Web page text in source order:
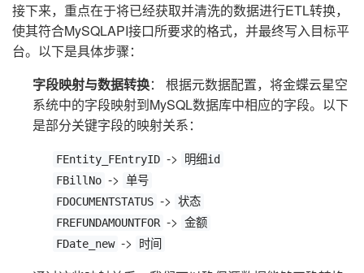
接下来，重点在于将已经获取并清洗的数据进行ETL转换，
使其符合MySQLAPI接口所要求的格式，并最终写入目标平
台。以下是具体步骤：
字段映射与数据转换： 根据元数据配置，将金蝶云星空
系统中的字段映射到MySQL数据库中相应的字段。以下
是部分关键字段的映射关系：
FEntity_FEntryID ->
明细id
FBillNo ->
单号
FDOCUMENTSTATUS ->
状态
FREFUNDAMOUNTFOR ->
金额
FDate_new -> 时间